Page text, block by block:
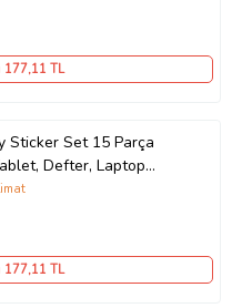
177,11 TL
Sticker Set 15 Parça
Defter, Laptop
177,11 TL